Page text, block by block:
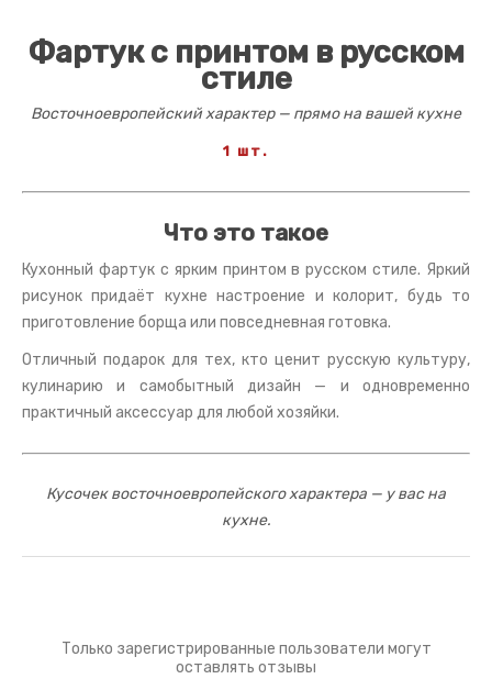
Фартук с принтом в русском
стиле
Восточноевропейский характер — прямо на вашей кухне
1 шт.
Что это такое
Кухонный фартук с ярким принтом в русском стиле. Яркий
рисунок придаёт кухне настроение и колорит, будь то
приготовление борща или повседневная готовка.
Отличный подарок для тех, кто ценит русскую культуру,
кулинарию и самобытный дизайн — и одновременно
практичный аксессуар для любой хозяйки.
Кусочек восточноевропейского характера — у вас на
кухне.
Только зарегистрированные пользователи могут
оставлять отзывы